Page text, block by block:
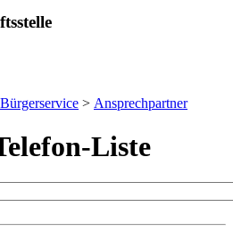
Bürgerservice > Ansprechpartner
Liste